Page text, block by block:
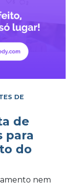
DE
de
para
do
nem